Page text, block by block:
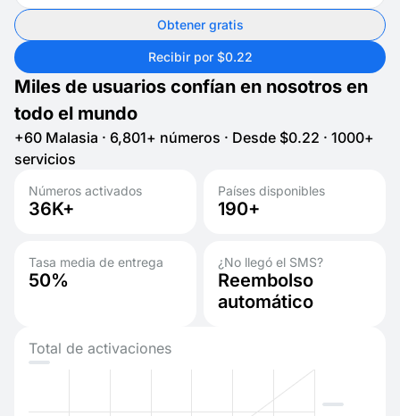
Obtener gratis
Recibir por $0.22
Miles de usuarios confían en nosotros en
todo el mundo
+60 Malasia · 6,801+ números · Desde $0.22 · 1000+
servicios
Números activados
36K+
Países disponibles
190+
Tasa media de entrega
50%
¿No llegó el SMS?
Reembolso
automático
Total de activaciones